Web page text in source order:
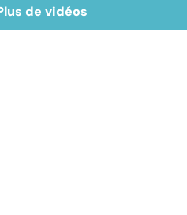
de vidéos